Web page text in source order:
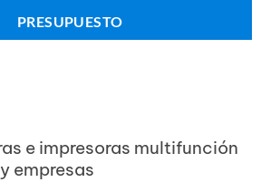
PRESUPUESTO
e impresoras multifunción
empresas